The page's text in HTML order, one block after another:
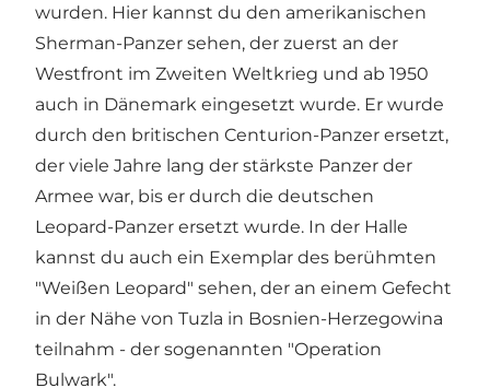
wurden. Hier kannst du den amerikanischen
Sherman-Panzer sehen, der zuerst an der
Westfront im Zweiten Weltkrieg und ab 1950
auch in Dänemark eingesetzt wurde. Er wurde
durch den britischen Centurion-Panzer ersetzt,
der viele Jahre lang der stärkste Panzer der
Armee war, bis er durch die deutschen
Leopard-Panzer ersetzt wurde. In der Halle
kannst du auch ein Exemplar des berühmten
"Weißen Leopard" sehen, der an einem Gefecht
in der Nähe von Tuzla in Bosnien-Herzegowina
teilnahm - der sogenannten "Operation
Bulwark".